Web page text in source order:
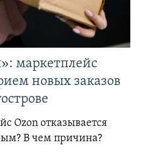
маркетплейс
новых заказов
Ozon отказывается
В чем причина?